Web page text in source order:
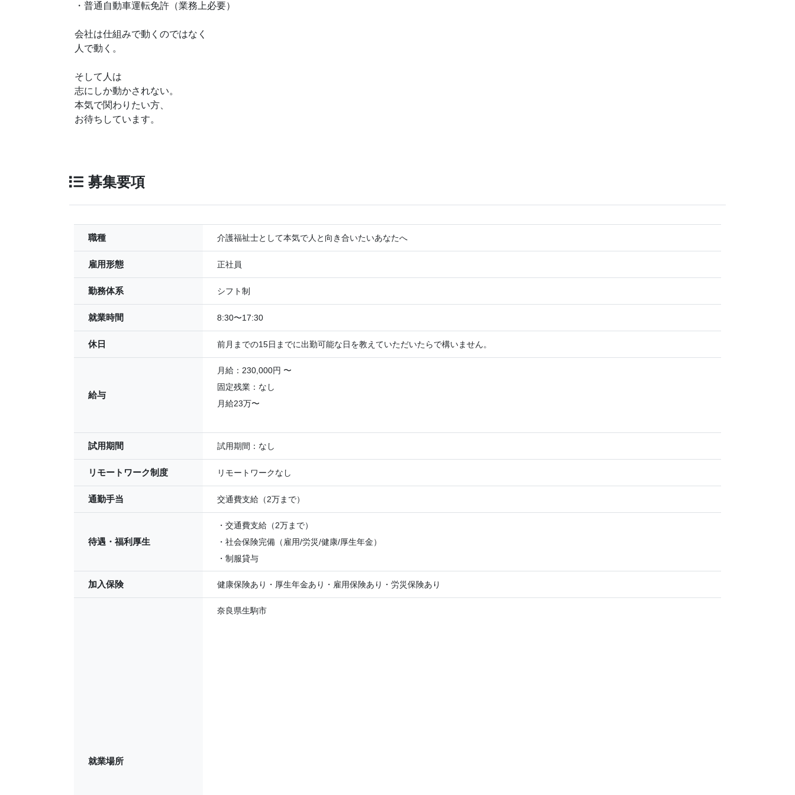
・普通自動車運転免許（業務上必要）
会社は仕組みで動くのではなく
人で動く。
そして人は
志にしか動かされない。
本気で関わりたい方、
お待ちしています。
募集要項
職種 介護福祉士として本気で人と向き合いたいあなたへ
雇用形態 正社員
勤務体系 シフト制
就業時間 8:30〜17:30
休日 前月までの15日までに出勤可能な日を教えていただいたらで構いません。
給与
月給：230,000円 〜
固定残業：なし
月給23万〜
試用期間 試用期間：なし
リモートワーク制度 リモートワークなし
通勤手当 交通費支給（2万まで）
待遇・福利厚生
・交通費支給（2万まで）
・社会保険完備（雇用/労災/健康/厚生年金）
・制服貸与
加入保険 健康保険あり・厚生年金あり・雇用保険あり・労災保険あり
就業場所
奈良県生駒市